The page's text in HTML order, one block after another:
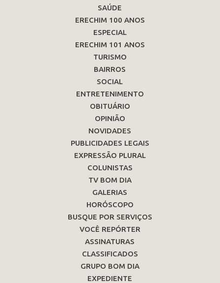
SAÚDE
ERECHIM 100 ANOS
ESPECIAL
ERECHIM 101 ANOS
TURISMO
BAIRROS
SOCIAL
ENTRETENIMENTO
OBITUÁRIO
OPINIÃO
NOVIDADES
PUBLICIDADES LEGAIS
EXPRESSÃO PLURAL
COLUNISTAS
TV BOM DIA
GALERIAS
HORÓSCOPO
BUSQUE POR SERVIÇOS
VOCÊ REPÓRTER
ASSINATURAS
CLASSIFICADOS
GRUPO BOM DIA
EXPEDIENTE